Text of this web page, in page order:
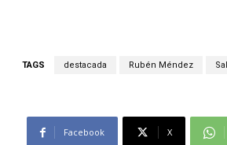
TAGS destacada Rubén Méndez
Facebook X